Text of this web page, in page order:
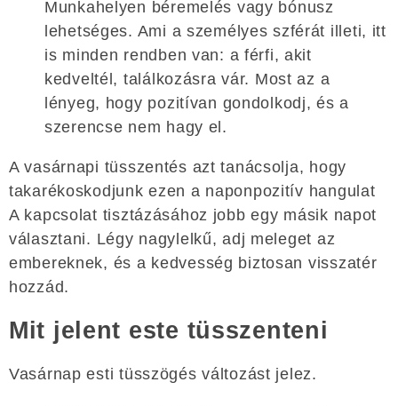
Munkahelyen béremelés vagy bónusz
lehetséges. Ami a személyes szférát illeti, itt
is minden rendben van: a férfi, akit
kedveltél, találkozásra vár. Most az a
lényeg, hogy pozitívan gondolkodj, és a
szerencse nem hagy el.
A vasárnapi tüsszentés azt tanácsolja, hogy
takarékoskodjunk ezen a naponpozitív hangulat
A kapcsolat tisztázásához jobb egy másik napot
választani. Légy nagylelkű, adj meleget az
embereknek, és a kedvesség biztosan visszatér
hozzád.
Mit jelent este tüsszenteni
Vasárnap esti tüsszögés változást jelez.